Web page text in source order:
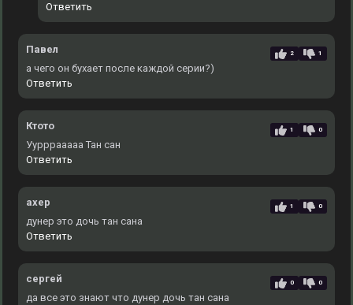
Ответить
Павел 2 1
а чего он бухает после каждой серии?)
Ответить
Ктото 1 0
Уурррааааа Тан сан
Ответить
ахер 1 0
дунер это дочь тан сана
Ответить
сергей 0 0
да все это знают что дунер дочь тан сана